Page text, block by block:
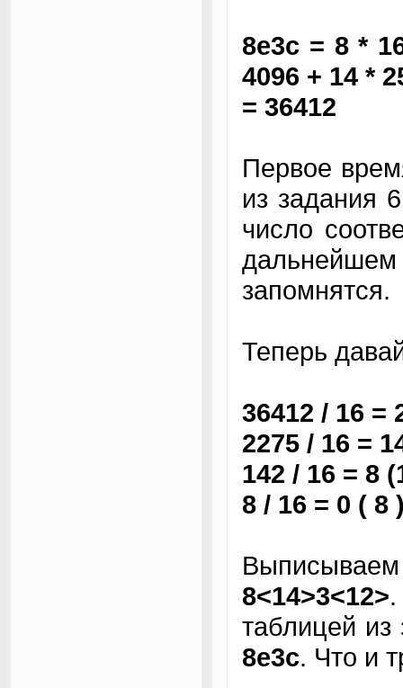
8e3c = 8 *
4096 + 14 *
= 36412
Первое
из задания
число
запомнятся.
Теперь
36412 / 16 =
2275 / 16 =
142 / 16 = 8
8 / 16 = 0 ( 8
8<14>3<12>
таблицей
8e3c. Что и